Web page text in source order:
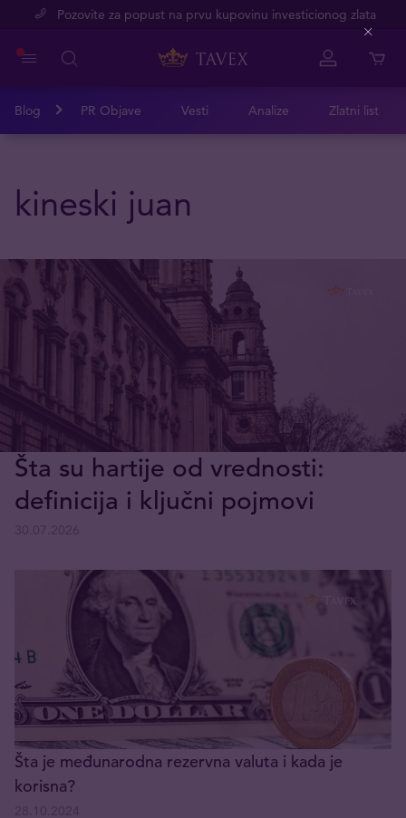
Pozovite za popust na prvu kupovinu investicionog zlata
Blog PR Objave Vesti Analize Zlatni list
kineski juan
Šta su hartije od vrednosti:
definicija i ključni pojmovi
Šta je međunarodna rezervna valuta i kada je
korisna?
Close